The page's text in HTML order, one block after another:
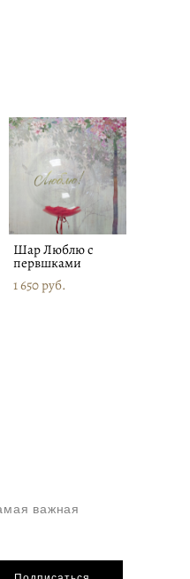
Шар Люблю с
первшками
1 650 pуб.
важная